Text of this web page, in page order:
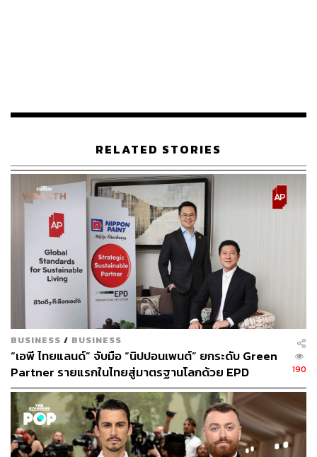
หลายๆ ประเทศ ซึ่งอาจจะต้องใช้ความพยายามอย่างหนัก
เป็นพิเศษ” สีจิ้นผิงกล่าว โดยเขาย้ำถึงความมุ่งมั่นของจีนเมื่อ
ปีที่แล้วที่พยายามจะออกจากการเป็นผู้ปล่อยก๊าซ
คาร์บอนไดออกไซด์สูงสุดก่อนปี 2030 และบรรลุเข้าสู่ระดับ
กลางในปี 2060
แต่ก็ใช่ว่าเป้าหมายของประธานาธิบดีไบเดนจะราบรื่นไปเสีย
หมด โดยเฉพาะพรรครีพับลิกันสาบานว่าจะต่อสู้กับข้อเสนอ
ของเขา ที่จะเปลี่ยนภาคพลังงานของสหรัฐฯ ให้ห่างไกลจาก
ถ่านหินและเชื้อเพลิงฟอสซิลอื่นๆ เพื่อสนับสนุนพลังงาน
หมุนเวียน โดย จอห์น บาร์ราสโซ วุฒิสมาชิกของสหรัฐฯ ได้
กล่าวโทษแผนการลดการปล่อยมลพิษ 50% ของไบเดน โดย
กล่าวว่าจะทำให้ประเทศเสียเปรียบในการแข่งขันทั่วโลก
“ในขณะที่ประธานาธิบดีกำหนดเป้าหมายการลงโทษ สำหรับ
ประเทศฝ่ายตรงข้ามของสหรัฐฯ เช่น จีน และรัสเซีย ก็ยังคง
เพิ่มการปล่อยมลพิษตามความประสงค์ สิ่งสุดท้ายที่เศรษฐกิจ
ต้องการคือราคาพลังงานที่สูงขึ้น และงานน้อยลง ซึ่งนั่นคือ
สิ่งที่เราจะได้รับ”
RELATED STORIES
BUSINESS / BUSINESS
“เอพี ไทยแลนด์” จับมือ “นิปปอนเพนต์” ยกระดับ Green
Partner รายแรกในไทยสู่มาตรฐานโลกด้วย EPD
International พร้อมชูแนวคิด Global Standards for
Global Sustainable Living ส่งมอบบ้านคุณภาพ ลด
ผลกระทบต่อสิ่งแวดล้อม พร้อมปั้นนักออกแบบที่ใส่ใจโลก
190